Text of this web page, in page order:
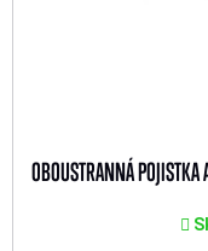
OBOUSTRANNÁ